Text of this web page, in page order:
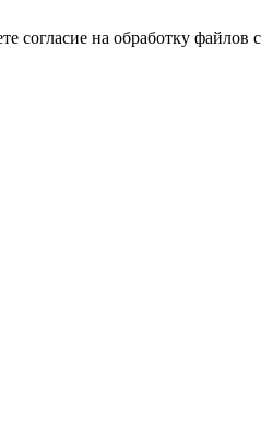
согласие на обработку файлов